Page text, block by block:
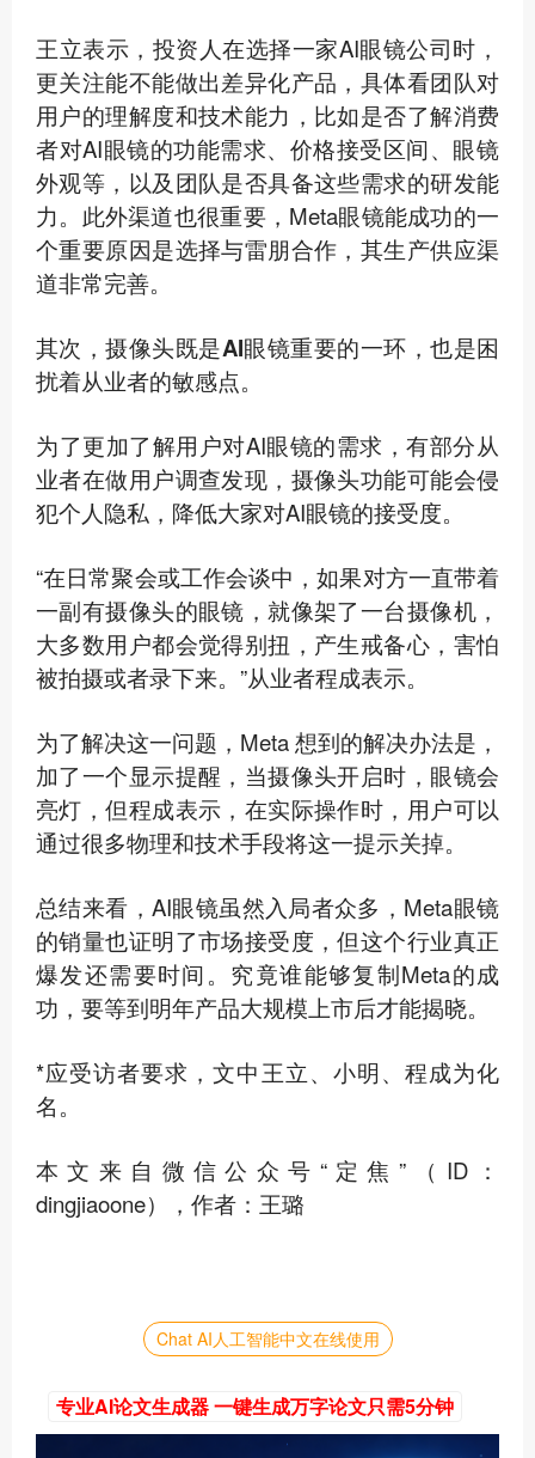
王立表示，投资人在选择一家AI眼镜公司时，
更关注能不能做出差异化产品，具体看团队对
用户的理解度和技术能力，比如是否了解消费
者对AI眼镜的功能需求、价格接受区间、眼镜
外观等，以及团队是否具备这些需求的研发能
力。此外渠道也很重要，Meta眼镜能成功的一
个重要原因是选择与雷朋合作，其生产供应渠
道非常完善。
其次，摄像头既是AI眼镜重要的一环，也是困
扰着从业者的敏感点。
为了更加了解用户对AI眼镜的需求，有部分从
业者在做用户调查发现，摄像头功能可能会侵
犯个人隐私，降低大家对AI眼镜的接受度。
“在日常聚会或工作会谈中，如果对方一直带着
一副有摄像头的眼镜，就像架了一台摄像机，
大多数用户都会觉得别扭，产生戒备心，害怕
被拍摄或者录下来。”从业者程成表示。
为了解决这一问题，Meta 想到的解决办法是，
加了一个显示提醒，当摄像头开启时，眼镜会
亮灯，但程成表示，在实际操作时，用户可以
通过很多物理和技术手段将这一提示关掉。
总结来看，AI眼镜虽然入局者众多，Meta眼镜
的销量也证明了市场接受度，但这个行业真正
爆发还需要时间。究竟谁能够复制Meta的成
功，要等到明年产品大规模上市后才能揭晓。
*应受访者要求，文中王立、小明、程成为化
名。
本文来自微信公众号“定焦”（ID：
dingjiaoone），作者：王璐
Chat AI人工智能中文在线使用
专业AI论文生成器 一键生成万字论文只需5分钟